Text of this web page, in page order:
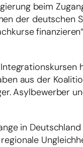
beim
der deutschen
aus der
Asylbewerber
in